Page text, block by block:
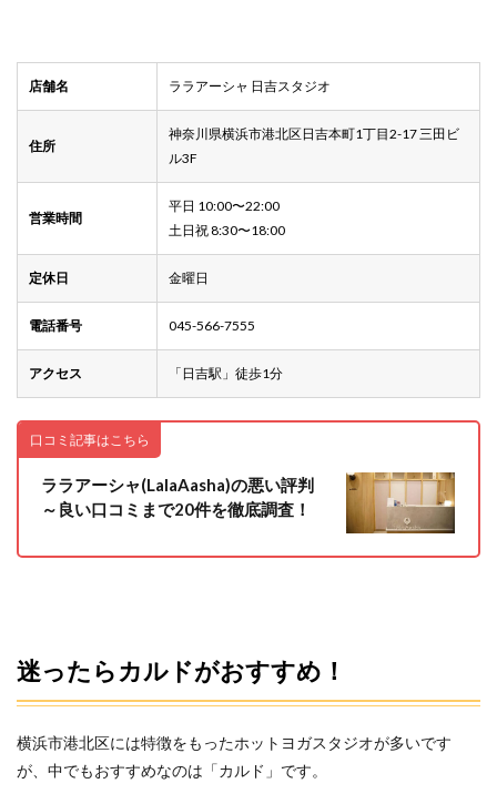
店舗名 ララアーシャ 日吉スタジオ
住所
神奈川県横浜市港北区日吉本町1丁目2-17 三田ビ
ル3F
営業時間
平日 10:00〜22:00
土日祝 8:30〜18:00
定休日 金曜日
電話番号 045-566-7555
アクセス 「日吉駅」徒歩1分
口コミ記事はこちら
ララアーシャ(LalaAasha)の悪い評判
～良い口コミまで20件を徹底調査！
迷ったらカルドがおすすめ！
横浜市港北区には特徴をもったホットヨガスタジオが多いです
が、中でもおすすめなのは「カルド」です。